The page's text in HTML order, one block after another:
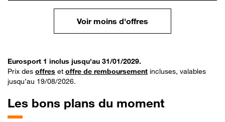
Voir moins d'offres
Eurosport 1 inclus jusqu'au 31/01/2029.
Prix des offres et offre de remboursement incluses, valables
jusqu’au 19/08/2026.
Les bons plans du moment